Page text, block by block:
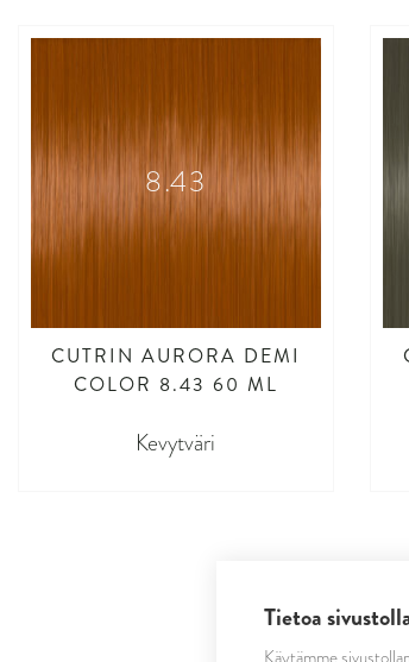
8.43
CUTRIN AURORA DEMI
COLOR 8.43 60 ML
Kevytväri
Tietoa